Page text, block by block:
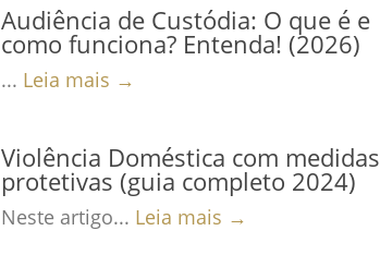
Audiência de Custódia: O que é e
como funciona? Entenda! (2026)
... Leia mais →
Violência Doméstica com medidas
protetivas (guia completo 2024)
Neste artigo... Leia mais →